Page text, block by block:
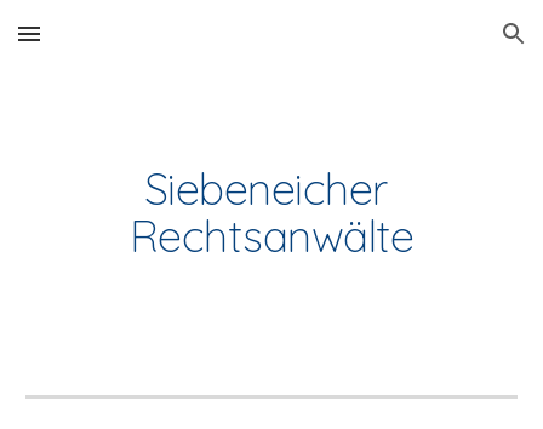
Skip to main content Skip to navigation
Siebeneicher
Rechtsanwälte